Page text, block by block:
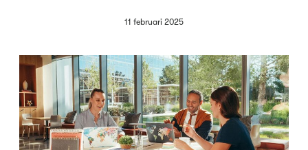
11 februari 2025